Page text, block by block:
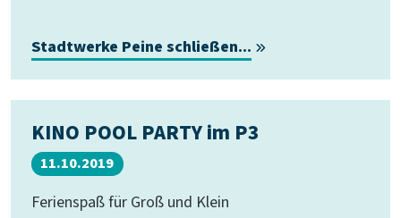
Stadtwerke Peine schließen...
KINO POOL PARTY im P3
11.10.2019
Ferienspaß für Groß und Klein